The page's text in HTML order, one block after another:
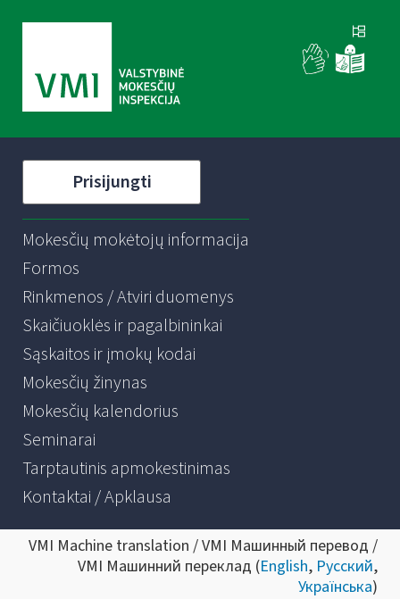
Prisijungti
Mokesčių mokėtojų informacija
Formos
Rinkmenos / Atviri duomenys
Skaičiuoklės ir pagalbininkai
Sąskaitos ir įmokų kodai
Mokesčių žinynas
Mokesčių kalendorius
Seminarai
Tarptautinis apmokestinimas
Kontaktai / Apklausa
VMI Machine translation / VMI Машинный перевод /
VMI Машинний переклад (English, Русский,
Українська)